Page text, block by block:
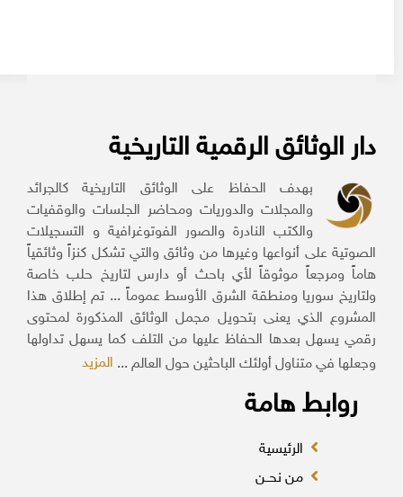
دار الوثائق الرقمية التاريخية
بهدف الحفاظ على الوثائق التاريخية كالجرائد
والمجلات والدوريات ومحاضر الجلسات والوقفيات
والكتب النادرة والصور الفوتوغرافية و التسجيلات
الصوتية على أنواعها وغيرها من وثائق والتي تشكل كنزاً وثائقياً
هاماً ومرجعاً موثوقاً لأي باحث أو دارس لتاريخ حلب خاصة
ولتاريخ سوريا ومنطقة الشرق الأوسط عموماً ... تم إطلاق هذا
المشروع الذي يعنى بتحويل مجمل الوثائق المذكورة لمحتوى
رقمي يسهل بعدها الحفاظ عليها من التلف كما يسهل تداولها
وجعلها في متناول أولئك الباحثين حول العالم ...المزيد
روابط هامة
الرئيسية
من نحــن